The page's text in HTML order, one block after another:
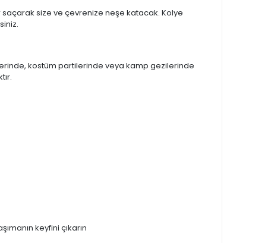
saçarak size ve çevrenize neşe katacak. Kolye
kostüm partilerinde veya kamp gezilerinde
keyfini çıkarın